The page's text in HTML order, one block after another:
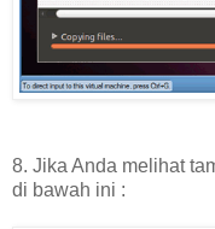
8. Jika Anda melihat
di bawah ini :